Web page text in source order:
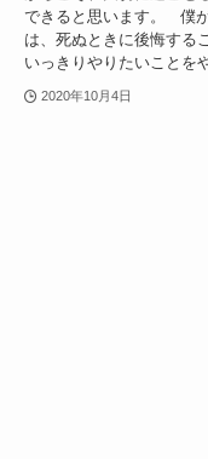
できると思います。 僕
は、死ぬときに後悔する
いっきりやりたいことを
2020年10月4日